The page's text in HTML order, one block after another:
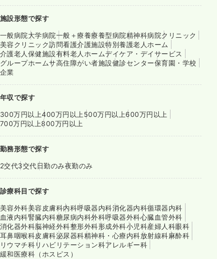
施設形態で探す
一般病院大学病院一般＋療養療養型病院精神科病院クリニック
美容クリニック訪問看護介護施設特別養護老人ホーム
介護老人保健施設有料老人ホームデイケア・デイサービス
グループホームサ高住障がい者施設健診センター保育園・学校
企業
年収で探す
300万円以上400万円以上 500万円以上600万円以上
700万円以上800万円以上
勤務形態で探す
2交代3交代日勤のみ夜勤のみ
診療科目で探す
美容外科美容皮膚科内科呼吸器内科消化器内科循環器内科
血液内科腎臓内科糖尿病内科外科呼吸器外科心臓血管外科
消化器外科脳神経外科整形外科形成外科小児科産婦人科眼科
耳鼻咽喉科皮膚科泌尿器科精神科・心療内科放射線科麻酔科
リウマチ科リハビリテーション科アレルギー科
緩和医療科（ホスピス）